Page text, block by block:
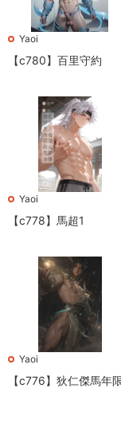
Yaoi
【c780】百里守約
Yaoi
【c778】馬超1
Yaoi
【c776】狄仁傑馬年